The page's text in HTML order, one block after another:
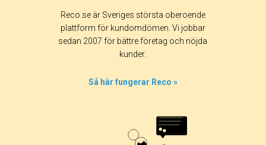
Reco.se är Sveriges största oberoende
plattform för kundomdömen. Vi jobbar
sedan 2007 för bättre företag och nöjda
kunder.
Så här fungerar Reco »